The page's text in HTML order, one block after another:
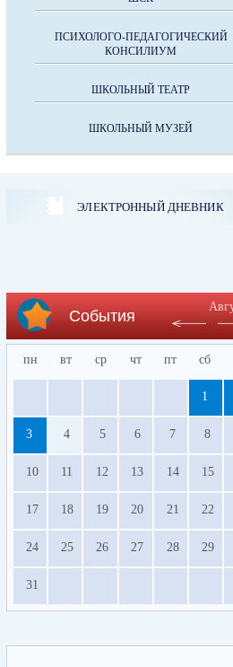
ПСИХОЛОГО-ПЕДАГОГИЧЕСКИЙ
КОНСИЛИУМ
ШКОЛЬНЫЙ ТЕАТР
ШКОЛЬНЫЙ МУЗЕЙ
ЭЛЕКТРОННЫЙ ДНЕВНИК
События
пн вт ср чт пт сб
1
3 4 5 6 7 8
10 11 12 13 14 15
17 18 19 20 21 22
24 25 26 27 28 29
31